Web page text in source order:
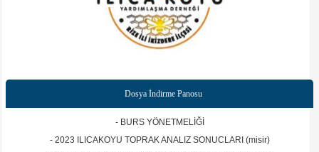
Dosya İndirme Panosu
- BURS YÖNETMELİĞİ
- 2023 ILICAKOYU TOPRAK ANALIZ SONUCLARI (misir)